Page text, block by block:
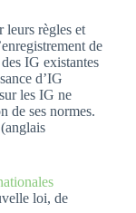
règles et
de
IG existantes
d’IG
les IG ne
de ses normes.
(anglais
loi, de